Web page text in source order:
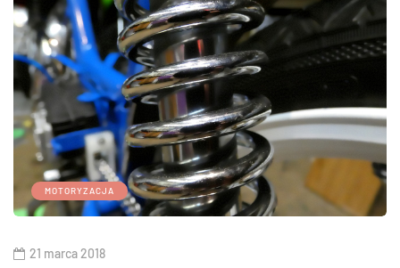
MOTORYZACJA
21 marca 2018